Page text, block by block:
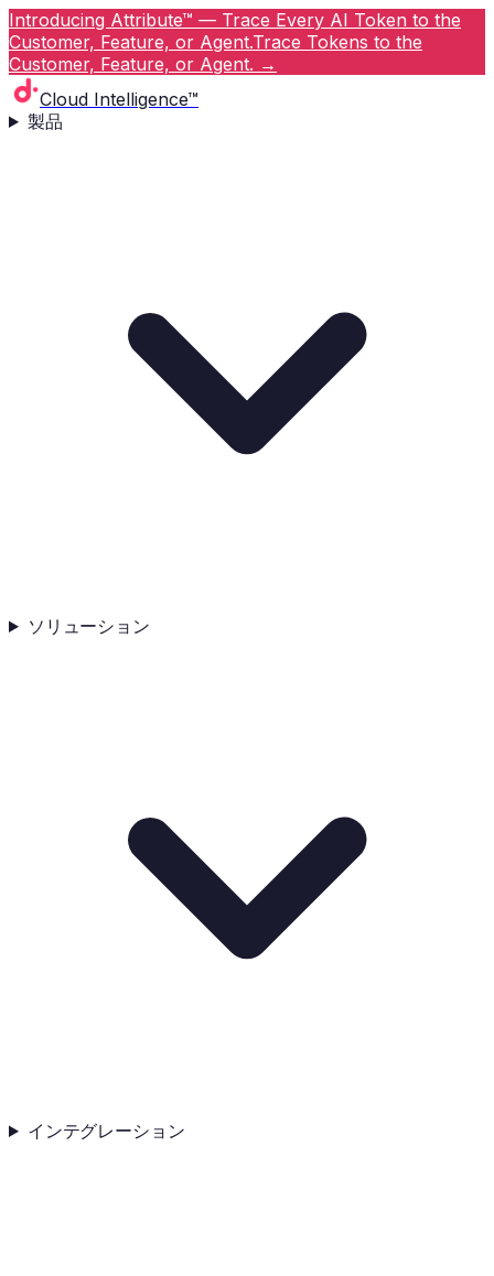
Introducing Attribute™ — Trace Every AI Token to the
Customer, Feature, or Agent.Trace Tokens to the
Customer, Feature, or Agent. →
Cloud Intelligence™
製品
ソリューション
インテグレーション